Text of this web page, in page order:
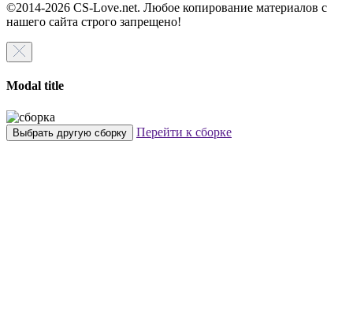
©2014-2026 CS-Love.net. Любое копирование материалов с
нашего сайта строго запрещено!
Modal title
Выбрать другую сборку Перейти к сборке